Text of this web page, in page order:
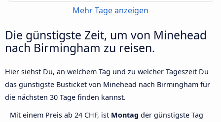
Mehr Tage anzeigen
Die günstigste Zeit, um von Minehead
nach Birmingham zu reisen.
Hier siehst Du, an welchem Tag und zu welcher Tageszeit Du
das günstigste Busticket von Minehead nach Birmingham für
die nächsten 30 Tage finden kannst.
Mit einem Preis ab 24 CHF, ist Montag der günstigste Tag